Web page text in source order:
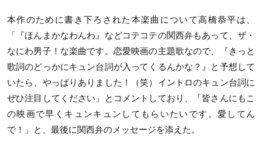
本作のために書き下ろされた本楽曲について高橋恭平は、
「『ほんまかなわんわ』などコテコテの関西弁もあって、ザ・
なにわ男子！な楽曲です。恋愛映画の主題歌なので、『きっと
歌詞のどっかにキュン台詞が入ってくるんかな？』と予想して
いたら、やっぱりありました！（笑）イントロのキュン台詞に
ぜひ注目してください」とコメントしており、「皆さんにもこ
の映画で早くキュンキュンしてもらいたいです。愛してん
で！」と、最後に関西弁のメッセージを添えた。